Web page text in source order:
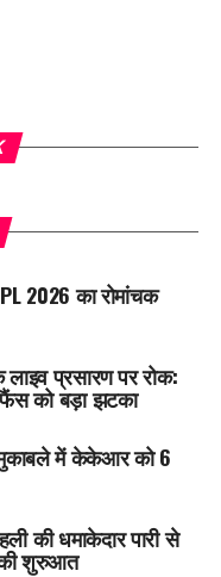
2026 का रोमांचक
प्रसारण पर रोक:
फैंस को बड़ा झटका
में केकेआर को 6
की धमाकेदार पारी से
शुरुआत